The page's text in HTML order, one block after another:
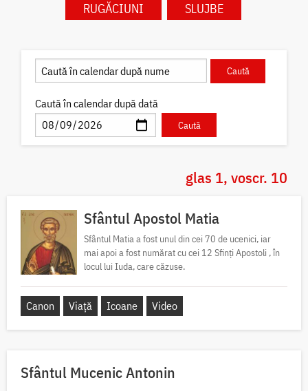
RUGĂCIUNI
SLUJBE
Caută în calendar după dată
glas 1, voscr. 10
Sfântul Apostol Matia
Sfântul Matia a fost unul din cei 70 de ucenici, iar
mai apoi a fost numărat cu cei 12 Sfinți Apostoli , în
locul lui Iuda, care căzuse.
Canon Viață Icoane Video
Sfântul Mucenic Antonin